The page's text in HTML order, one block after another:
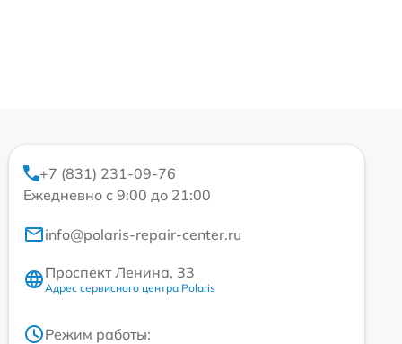
+7 (831) 231-09-76
Ежедневно с 9:00 до 21:00
info@polaris-repair-center.ru
Проспект Ленина, 33
Адрес сервисного центра Polaris
Режим работы: